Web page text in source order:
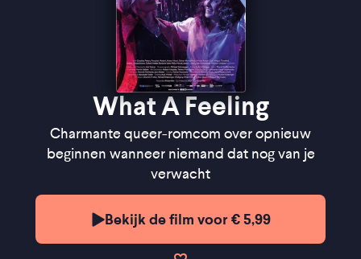
What A Feeling
Charmante queer-romcom over opnieuw
beginnen wanneer niemand dat nog van je
verwacht
Bekijk de film voor € 5,99